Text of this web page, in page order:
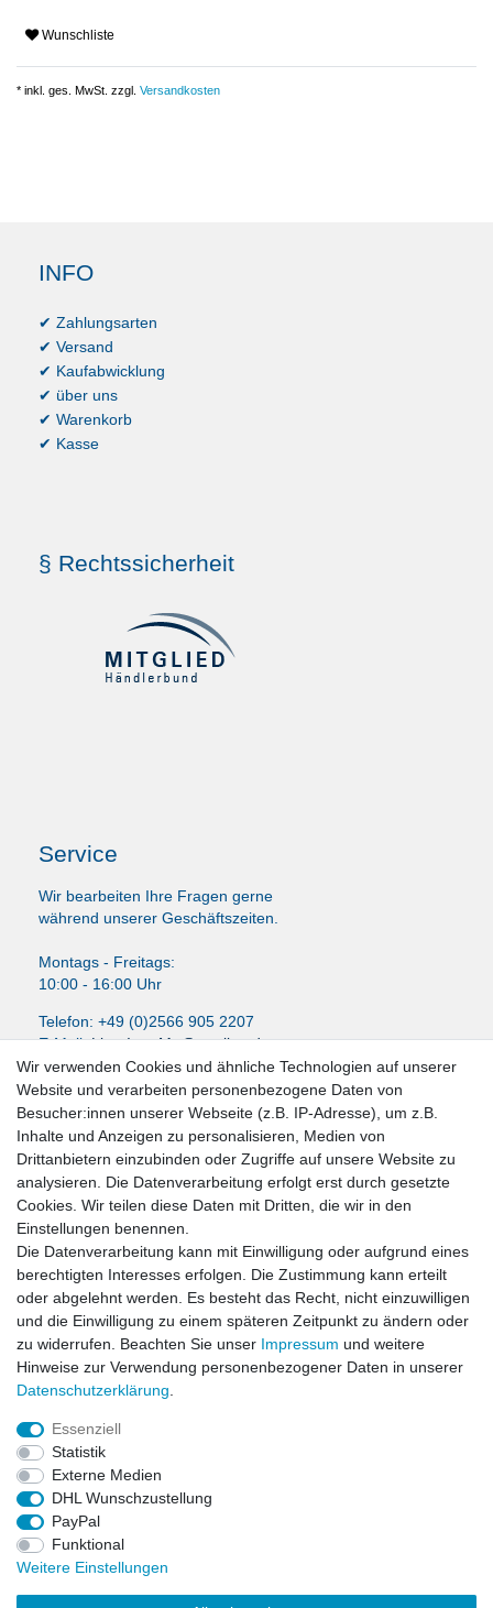
Wunschliste
* inkl. ges. MwSt. zzgl. Versandkosten
INFO
✔ Zahlungsarten
✔ Versand
✔ Kaufabwicklung
✔ über uns
✔ Warenkorb
✔ Kasse
§ Rechtssicherheit
Service
Wir bearbeiten Ihre Fragen gerne
während unserer Geschäftszeiten.
Montags - Freitags:
10:00 - 16:00 Uhr
Telefon: +49 (0)2566 905 2207
E-Mail:LissyInterMo@t-online.de
News-Letter abonieren
VORNAME NACHNAME
E-MAIL **
Newsletter
Honig
Hiermit bestätige ich, dass ich dieDaten­schutz­erklärunggelesen habe. Meine
Einwilligung kann ich jederzeit widerrufen.**
Abonnieren
Impressum
Widerrufs­recht
Wir verwenden Cookies und ähnliche Technologien auf unserer
Website und verarbeiten personenbezogene Daten von
Besucher:innen unserer Webseite (z.B. IP-Adresse), um z.B.
Inhalte und Anzeigen zu personalisieren, Medien von
Drittanbietern einzubinden oder Zugriffe auf unsere Website zu
analysieren. Die Datenverarbeitung erfolgt erst durch gesetzte
Cookies. Wir teilen diese Daten mit Dritten, die wir in den
Einstellungen benennen.
Die Datenverarbeitung kann mit Einwilligung oder aufgrund eines
berechtigten Interesses erfolgen. Die Zustimmung kann erteilt
oder abgelehnt werden. Es besteht das Recht, nicht einzuwilligen
und die Einwilligung zu einem späteren Zeitpunkt zu ändern oder
zu widerrufen. Beachten Sie unser Impressum und weitere
Hinweise zur Verwendung personenbezogener Daten in unserer
Daten­schutz­erklärung
Essenziell
Statistik
Externe Medien
DHL Wunschzustellung
PayPal
Funktional
Weitere Einstellungen